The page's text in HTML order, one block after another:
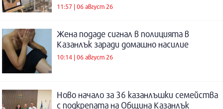
11:57 | 06 август 26
Жена подаде сигнал в полицията в
Казанлък заради домашно насилие
10:14 | 06 август 26
Ново начало за 36 казанлъшки семейства
с подкрепата на Община Казанлък